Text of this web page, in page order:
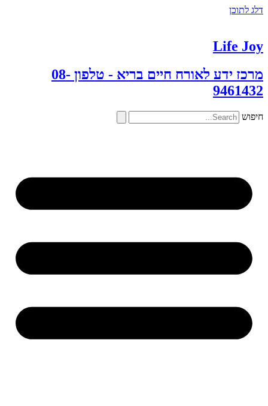
דלג לתוכן
Life Joy
מרכז ידע לאורח חיים בריא - טלפון 08-
9461432
חיפוש